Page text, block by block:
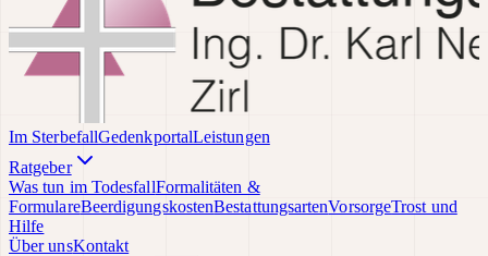
Im SterbefallGedenkportalLeistungen
Ratgeber
Was tun im TodesfallFormalitäten &
FormulareBeerdigungskostenBestattungsartenVorsorgeTrost und
Hilfe
Über unsKontakt